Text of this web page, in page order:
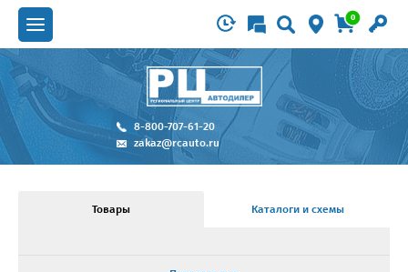
0
8-800-707-61-20
zakaz@rcauto.ru
Товары Каталоги и схемы